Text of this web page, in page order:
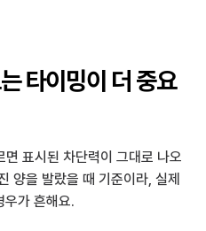
타이밍이 더 중요
표시된 차단력이 그대로 나오
양을 발랐을 때 기준이라, 실제
우가 흔해요.